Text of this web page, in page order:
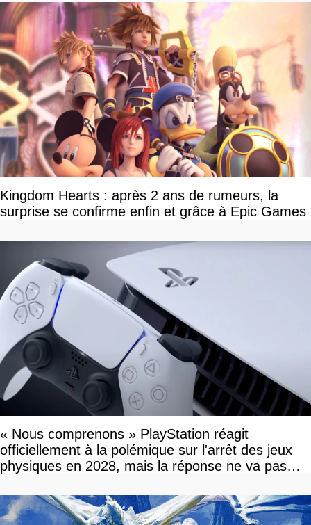
Kingdom Hearts : après 2 ans de rumeurs, la
surprise se confirme enfin et grâce à Epic Games
« Nous comprenons » PlayStation réagit
officiellement à la polémique sur l'arrêt des jeux
physiques en 2028, mais la réponse ne va pas